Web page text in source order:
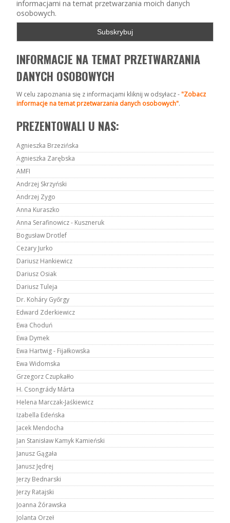
informacjami na temat przetwarzania moich danych
osobowych.
INFORMACJE NA TEMAT PRZETWARZANIA
DANYCH OSOBOWYCH
W celu zapoznania się z informacjami kliknij w odsyłacz -"Zobacz
informacje na temat przetwarzania danych osobowych".
PREZENTOWALI U NAS:
Agnieszka Brzezińska
Agnieszka Zarębska
AMFI
Andrzej Skrzyński
Andrzej Zygo
Anna Kuraszko
Anna Serafinowicz - Kuszneruk
Bogusław Drotlef
Cezary Jurko
Dariusz Hankiewicz
Dariusz Osiak
Dariusz Tuleja
Dr. Koháry Győrgy
Edward Zderkiewicz
Ewa Choduń
Ewa Dymek
Ewa Hartwig - Fijałkowska
Ewa Widomska
Grzegorz Czupkałło
H. Csongrády Márta
Helena Marczak-Jaśkiewicz
Izabella Edeńska
Jacek Mendocha
Jan Stanisław Kamyk Kamieński
Janusz Gągała
Janusz Jędrej
Jerzy Bednarski
Jerzy Ratajski
Joanna Żórawska
Jolanta Orzeł